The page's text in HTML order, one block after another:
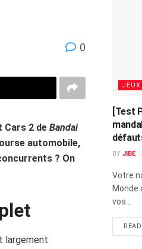
0
Cars 2 de Bandai
automobile,
? On
largement
JEUX
[Test
BY JIBÉ
Votre
Monde
vos...